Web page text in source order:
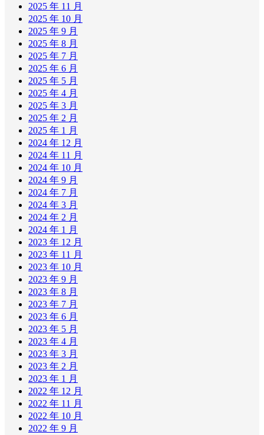
2025 年 11 月
2025 年 10 月
2025 年 9 月
2025 年 8 月
2025 年 7 月
2025 年 6 月
2025 年 5 月
2025 年 4 月
2025 年 3 月
2025 年 2 月
2025 年 1 月
2024 年 12 月
2024 年 11 月
2024 年 10 月
2024 年 9 月
2024 年 7 月
2024 年 3 月
2024 年 2 月
2024 年 1 月
2023 年 12 月
2023 年 11 月
2023 年 10 月
2023 年 9 月
2023 年 8 月
2023 年 7 月
2023 年 6 月
2023 年 5 月
2023 年 4 月
2023 年 3 月
2023 年 2 月
2023 年 1 月
2022 年 12 月
2022 年 11 月
2022 年 10 月
2022 年 9 月